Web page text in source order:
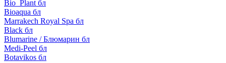
Bio_Plant бл
Bioaqua бл
Marrakech Royal Spa бл
Black бл
Blumarine / Блюмарин бл
Medi-Peel бл
Botavikos бл